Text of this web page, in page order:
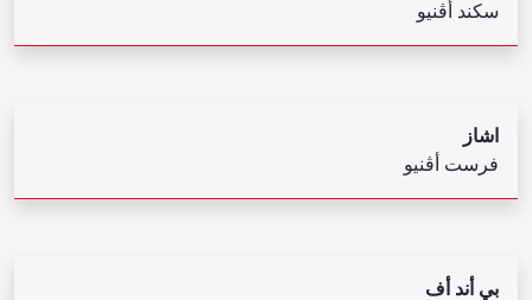
سكند أڤنيو
اشاز
فرست أڨنيو
بي أند أف